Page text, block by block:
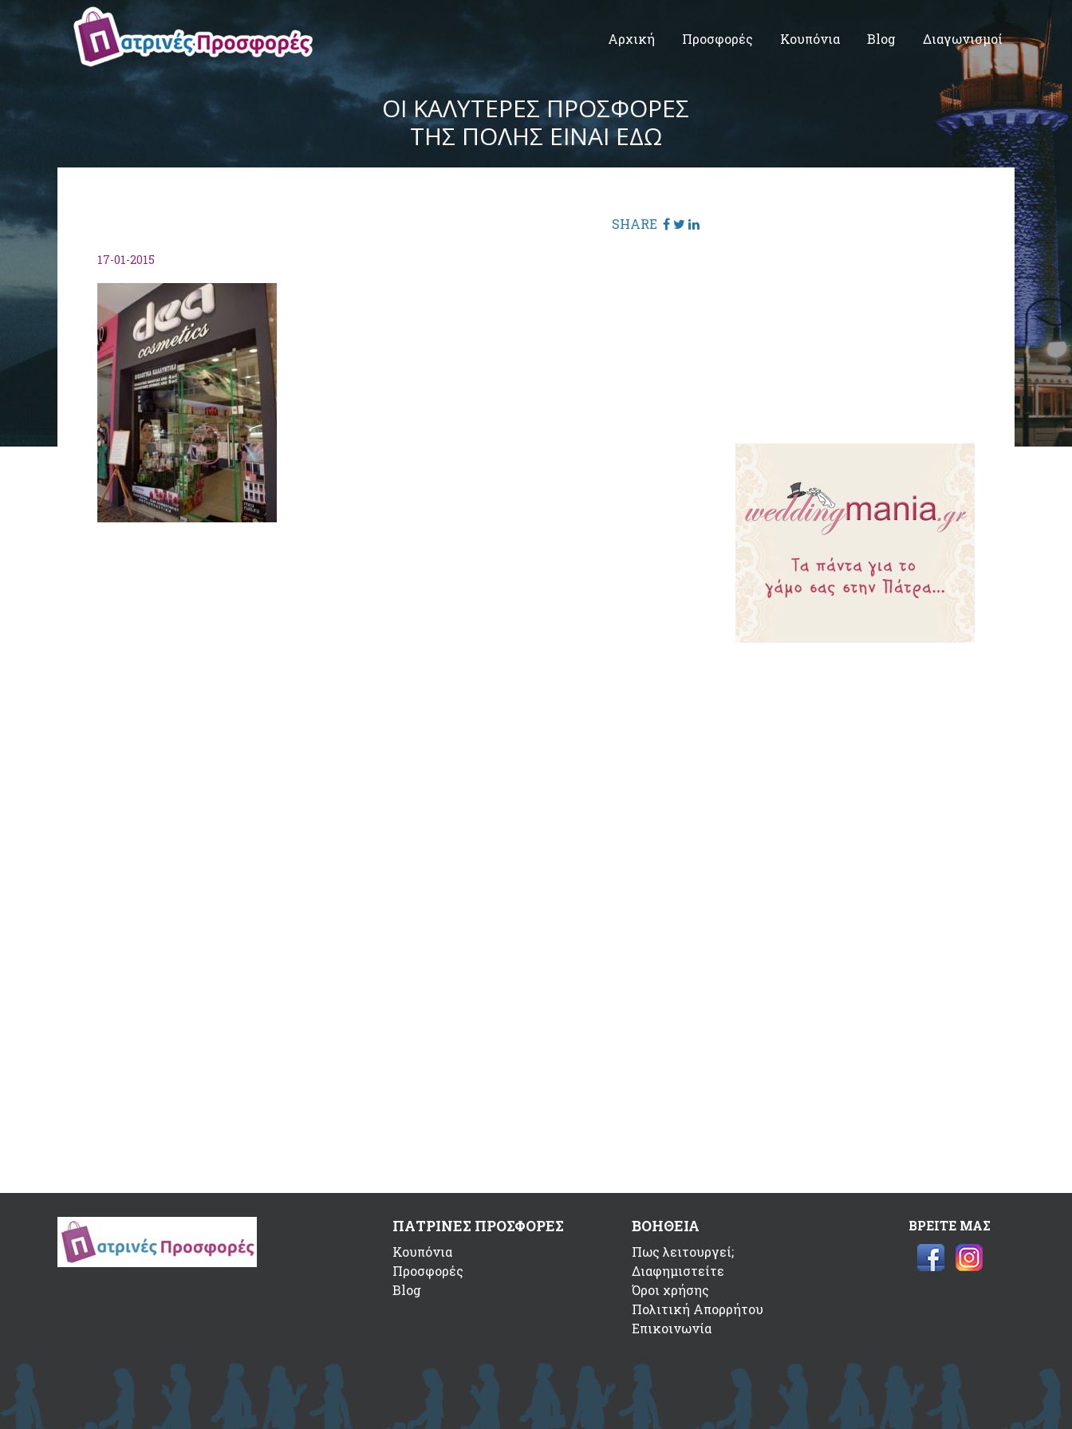
Αρχική Προσφορές Κουπόνια Blog Διαγωνισμοί
ΟΙ ΚΑΛΥΤΕΡΕΣ ΠΡΟΣΦΟΡΕΣ
ΤΗΣ ΠΟΛΗΣ ΕΙΝΑΙ ΕΔΩ
SHARE
17-01-2015
ΠΑΤΡΙΝΕΣ ΠΡΟΣΦΟΡΕΣ
Κουπόνια
Προσφορές
Blog
ΒΟΗΘΕΙΑ
Πως λειτουργεί;
Διαφημιστείτε
Όροι χρήσης
Πολιτική Απορρήτου
Επικοινωνία
ΒΡΕΙΤΕ ΜΑΣ